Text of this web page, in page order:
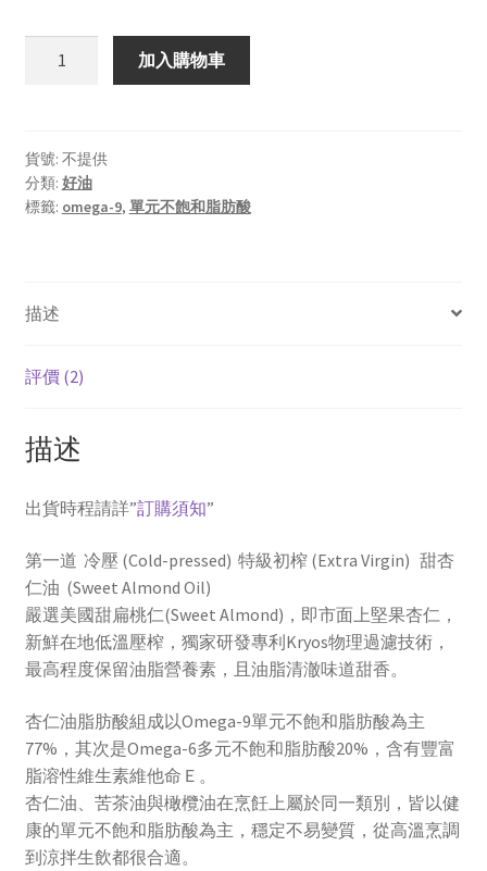
榨
甜
杏
量
加入購物車
貨號: 不提供
分類: 好油
標籤: omega-9, 單元不飽和脂肪酸
描述
評價 (2)
描述
出貨時程請詳”訂購須知”
第一道 冷壓 (Cold-pressed) 特級初榨 (Extra Virgin) 甜杏
仁油 (Sweet Almond Oil)
嚴選美國甜扁桃仁(Sweet Almond)，即市面上堅果杏仁，
新鮮在地低溫壓榨，獨家研發專利Kryos物理過濾技術，
最高程度保留油脂營養素，且油脂清澈味道甜香。
杏仁油脂肪酸組成以Omega-9單元不飽和脂肪酸為主
77%，其次是Omega-6多元不飽和脂肪酸20%，含有豐富
脂溶性維生素維他命Ｅ。
杏仁油、苦茶油與橄欖油在烹飪上屬於同一類別，皆以健
康的單元不飽和脂肪酸為主，穩定不易變質，從高溫烹調
到涼拌生飲都很合適。